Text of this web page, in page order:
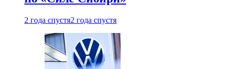
2 года спустя2 года спустя